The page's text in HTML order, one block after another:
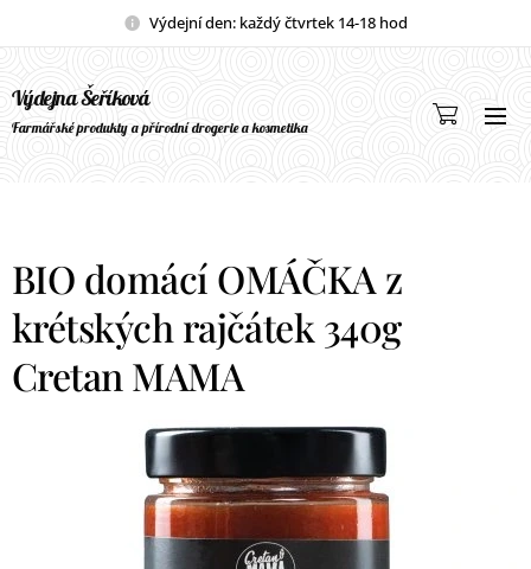
Výdejní den: každý čtvrtek 14-18 hod
Výdejna Šeříková
Farmářské produkty a přírodní drogerie a kosmetika
BIO domácí OMÁČKA z
krétských rajčátek 340g
Cretan MAMA